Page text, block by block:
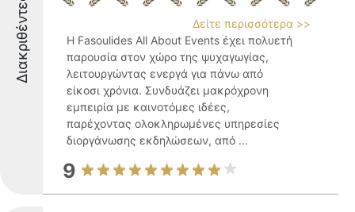
Διακριθέντες
Δείτε περισσότερα >>
Η Fasoulides All About Events έχει πολυετή
παρουσία στον χώρο της ψυχαγωγίας,
λειτουργώντας ενεργά για πάνω από
είκοσι χρόνια. Συνδυάζει μακρόχρονη
εμπειρία με καινοτόμες ιδέες,
παρέχοντας ολοκληρωμένες υπηρεσίες
διοργάνωσης εκδηλώσεων, από ...
9